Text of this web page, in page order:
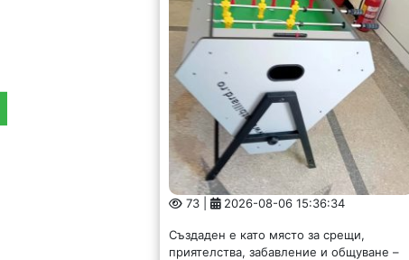
73 | 2026-08-06 15:36:34
Създаден е като място за срещи,
приятелства, забавление и общуване –